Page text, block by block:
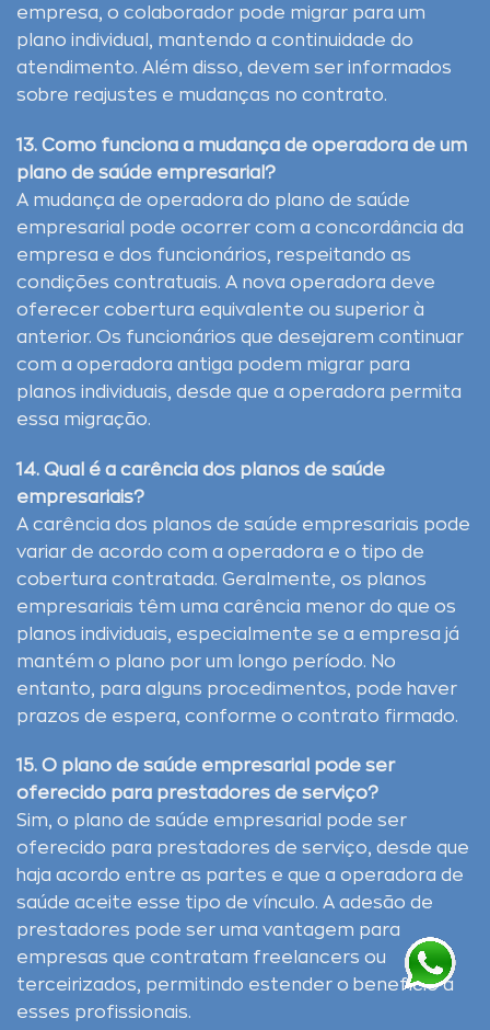
empresa, o colaborador pode migrar para um
plano individual, mantendo a continuidade do
atendimento. Além disso, devem ser informados
sobre reajustes e mudanças no contrato.
13. Como funciona a mudança de operadora de um
plano de saúde empresarial?
A mudança de operadora do plano de saúde
empresarial pode ocorrer com a concordância da
empresa e dos funcionários, respeitando as
condições contratuais. A nova operadora deve
oferecer cobertura equivalente ou superior à
anterior. Os funcionários que desejarem continuar
com a operadora antiga podem migrar para
planos individuais, desde que a operadora permita
essa migração.
14. Qual é a carência dos planos de saúde
empresariais?
A carência dos planos de saúde empresariais pode
variar de acordo com a operadora e o tipo de
cobertura contratada. Geralmente, os planos
empresariais têm uma carência menor do que os
planos individuais, especialmente se a empresa já
mantém o plano por um longo período. No
entanto, para alguns procedimentos, pode haver
prazos de espera, conforme o contrato firmado.
15. O plano de saúde empresarial pode ser
oferecido para prestadores de serviço?
Sim, o plano de saúde empresarial pode ser
oferecido para prestadores de serviço, desde que
haja acordo entre as partes e que a operadora de
saúde aceite esse tipo de vínculo. A adesão de
prestadores pode ser uma vantagem para
empresas que contratam freelancers ou
terceirizados, permitindo estender o benefício a
esses profissionais.